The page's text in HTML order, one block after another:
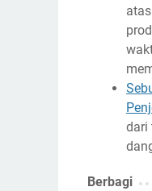
dari
Berbagi